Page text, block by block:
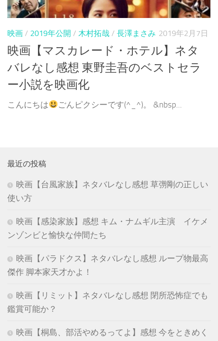
映画 / 2019年公開 / 木村拓哉 / 長澤まさみ 2019年2月7日
映画【マスカレード・ホテル】ネタ
バレなし感想 東野圭吾のベストセラ
ー小説を映画化
こんにちは ごんピクシーです(^_^)。 &nbsp...
最近の投稿
映画【台風家族】ネタバレなし感想 草彅剛の正しい
使い方
映画【感染家族】感想 キム・ナムギル主演 イケメ
ンゾンビと愉快な仲間たち
映画【パラドクス】ネタバレなし感想 ループ物最高
傑作 脚本家天才かよ！
映画【リミット】ネタバレなし感想 閉所恐怖症でも
鑑賞可能か？
映画【桐島、部活やめるってよ】感想 今をときめく